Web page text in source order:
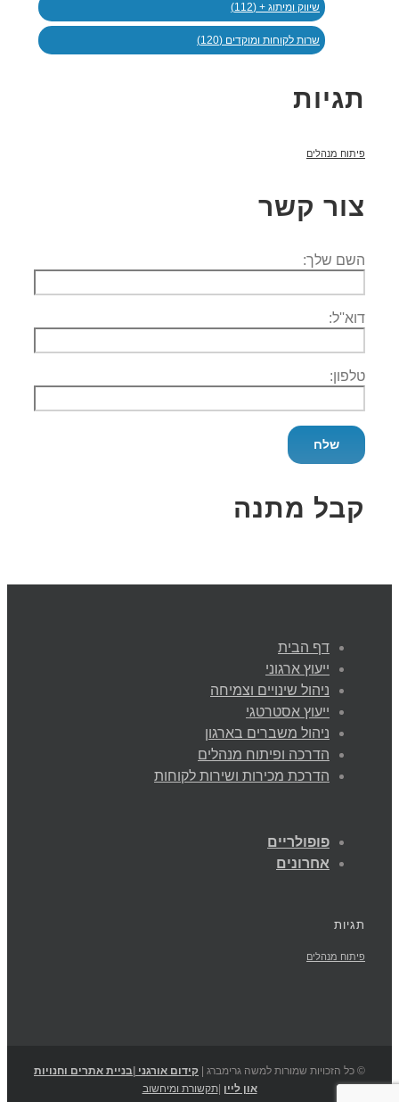
שיווק ומיתוג + (112)
שרות לקוחות ומוקדים (120)
תגיות
פיתוח מנהלים
צור קשר
השם שלך:
דוא''ל:
טלפון:
קבל מתנה
דף הבית
ייעוץ ארגוני
ניהול שינויים וצמיחה
ייעוץ אסטרטגי
ניהול משברים בארגון
הדרכה ופיתוח מנהלים
הדרכת מכירות ושירות לקוחות
פופולריים
אחרונים
תגיות
פיתוח מנהלים
© כל הזכויות שמורות למשה גרימברג | קידום אורגני |בניית אתרים וחנויות
און ליין |תקשורת ומיחשוב